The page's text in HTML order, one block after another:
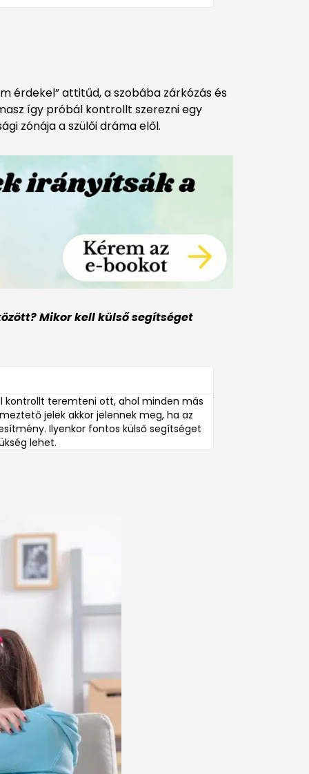
érdekel” attitűd, a szobába zárkózás és
így próbál kontrollt szerezni egy
zónája a szülői dráma elől.
Mikor kell külső segítséget
kontrollt teremteni ott, ahol minden más
jelek akkor jelennek meg, ha az
Ilyenkor fontos külső segítséget
lehet.